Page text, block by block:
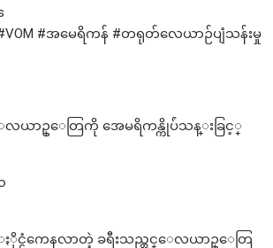
#VOM #အမေရိကန် #တရုတ်လေယာဉ်ပျံသန်းမှု
လယာဥ္ေတြကို အေမရိကန္ကိုပ်ံသန္းခြင့္
င္ငံကေနလာတဲ့ ခရီးသည္တင္ေလယာဥ္ေတြ